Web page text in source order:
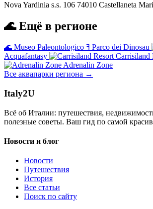
Nova Yardinia s.s. 106 74010 Castellaneta
🌊 Ещё в регионе
🌊 Museo Paleontologico ﾖ Parco dei Dinosau
Acquafantasy
Carrisiland
Adrenalin Zone
Все аквапарки региона →
Italy2U
Всё об Италии: путешествия,
полезные советы. Ваш гид по самой
Новости и блог
Новости
Путешествия
История
Все статьи
Поиск по сайту